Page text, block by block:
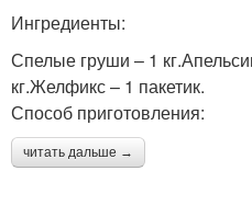
Ингредиенты:
Спелые груши – 1
кг.Желфикс – 1 пакетик.
Способ приготовления:
читать дальше →